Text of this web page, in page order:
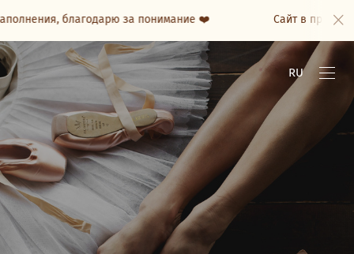
благодарю за понимание ❤️ Сайт в
RU